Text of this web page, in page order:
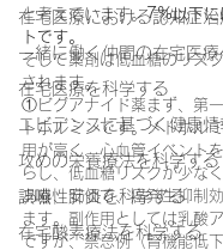
在宅医療における認知症治
一緒に働く仲間の在宅医療
在宅医療を科学する
エビデンスに基づく健康情
攻めの栄養療法を科学する
誤嚥性肺炎を科学する
在宅酸素療法を科学する
と考えています。7%以下に
トです。
そして薬剤は低血糖のリス
されます。
①ビグアナイド薬まず、第
トホルミンです。メトホル
用が高く、心血管イベント
らし、低血糖リスクが少な
あり、安価で、癌発生抑制
ます。副作用としては乳酸
ですが、禁忌例（腎機能低